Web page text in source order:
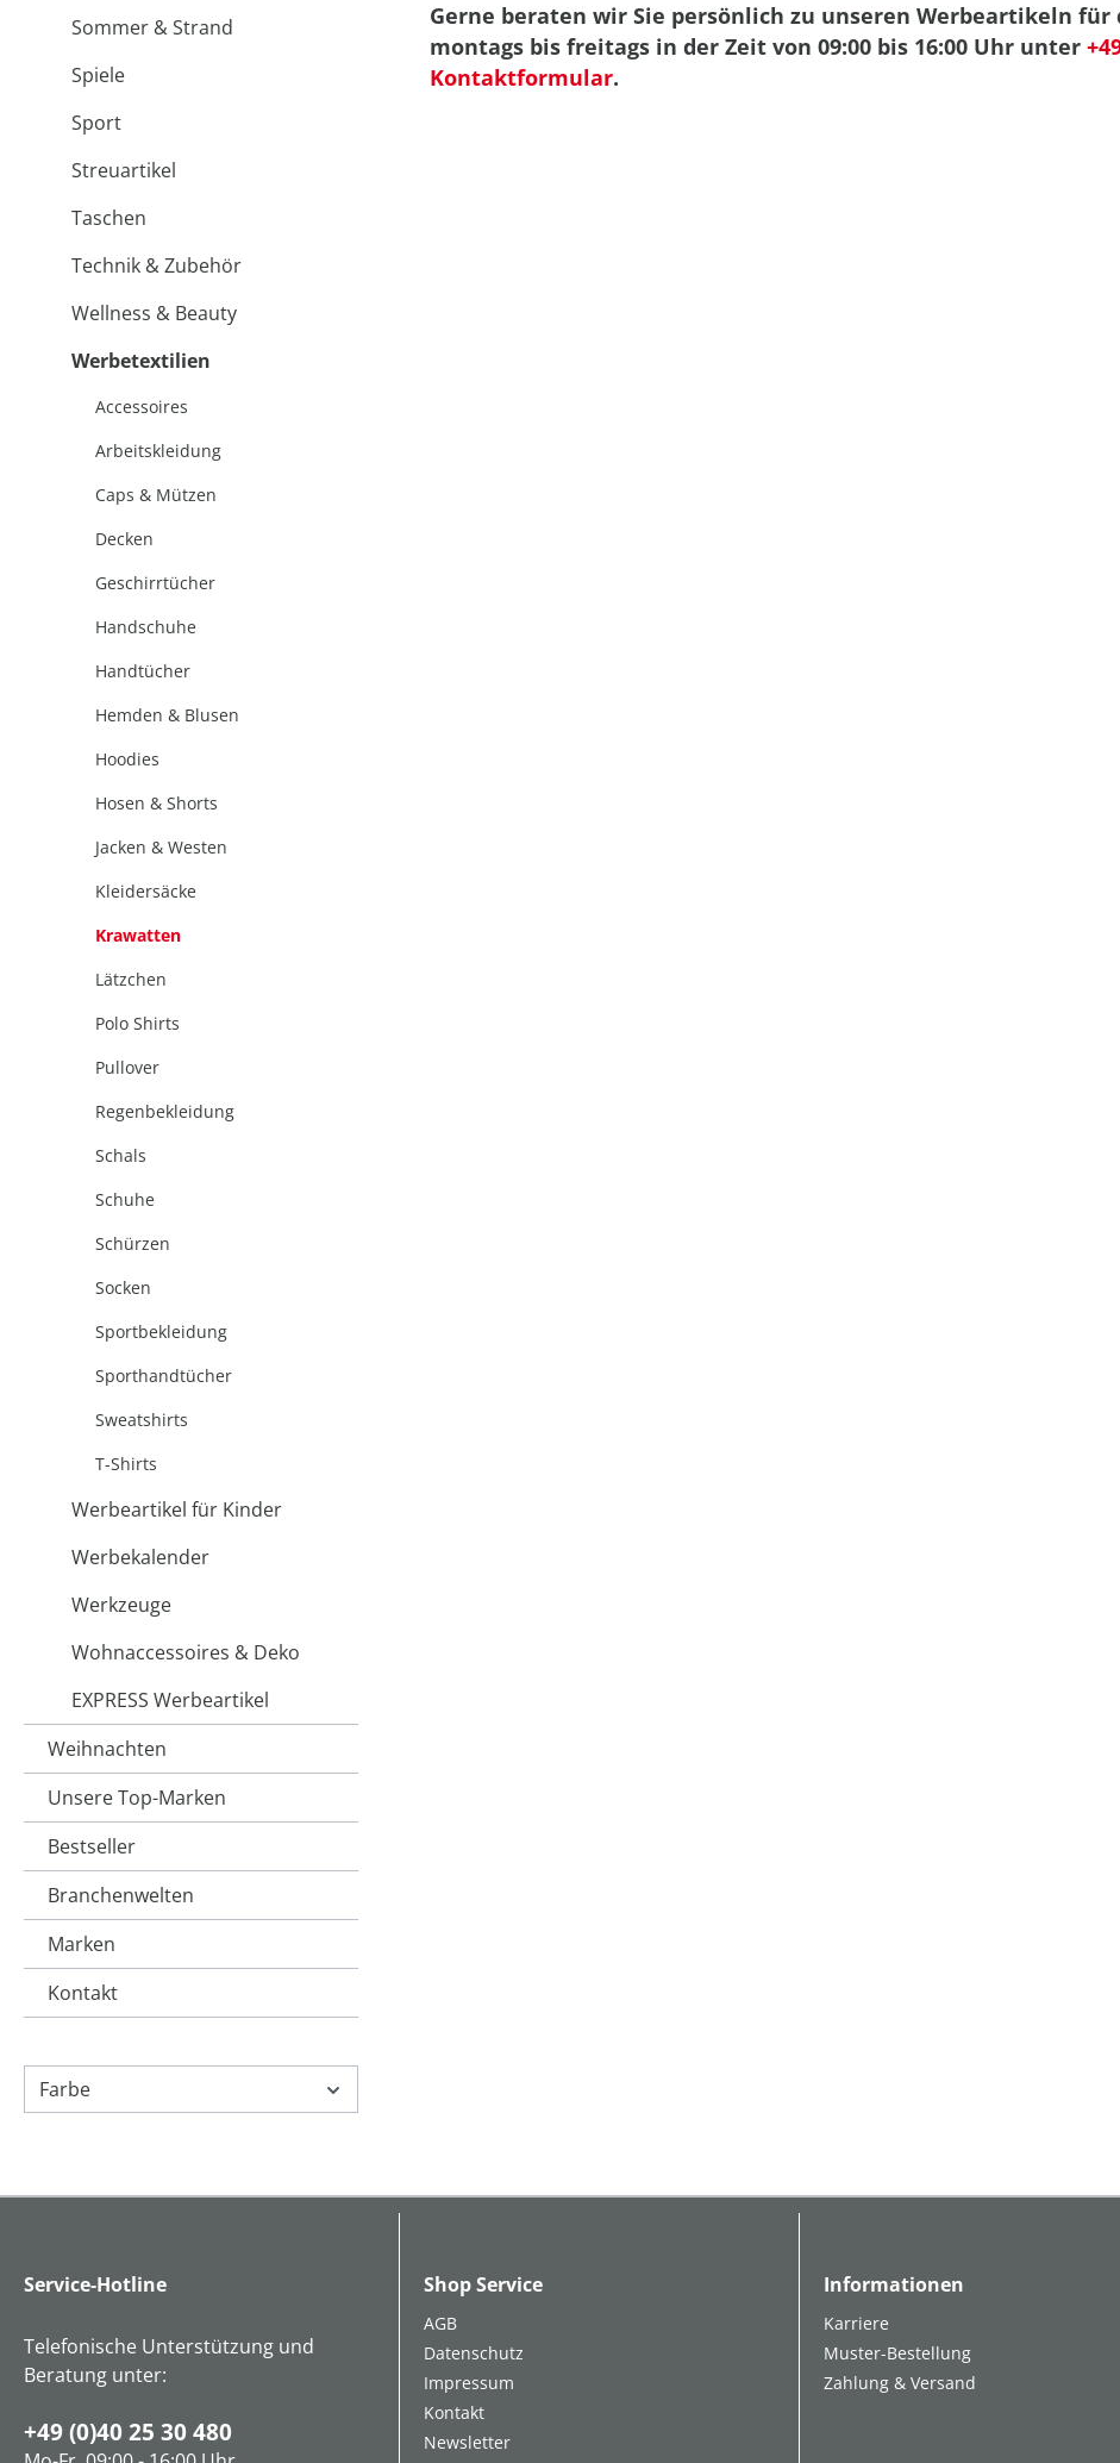
Gerne beraten wir Sie persönlich zu unseren Werbeartikeln für
montags bis freitags in der Zeit von 09:00 bis 16:00 Uhr unter
Kontaktformular.
Sommer & Strand
Spiele
Sport
Streuartikel
Taschen
Technik & Zubehör
Wellness & Beauty
Werbetextilien
Accessoires
Arbeitskleidung
Caps & Mützen
Decken
Geschirrtücher
Handschuhe
Handtücher
Hemden & Blusen
Hoodies
Hosen & Shorts
Jacken & Westen
Kleidersäcke
Krawatten
Lätzchen
Polo Shirts
Pullover
Regenbekleidung
Schals
Schuhe
Schürzen
Socken
Sportbekleidung
Sporthandtücher
Sweatshirts
T-Shirts
Werbeartikel für Kinder
Werbekalender
Werkzeuge
Wohnaccessoires & Deko
EXPRESS Werbeartikel
Weihnachten
Unsere Top-Marken
Bestseller
Branchenwelten
Marken
Kontakt
Farbe
Service-Hotline
Telefonische Unterstützung und
Beratung unter:
+49 (0)40 25 30 480
Shop Service
AGB
Datenschutz
Impressum
Kontakt
Newsletter
Informationen
Karriere
Muster-Bestellung
Zahlung & Versand